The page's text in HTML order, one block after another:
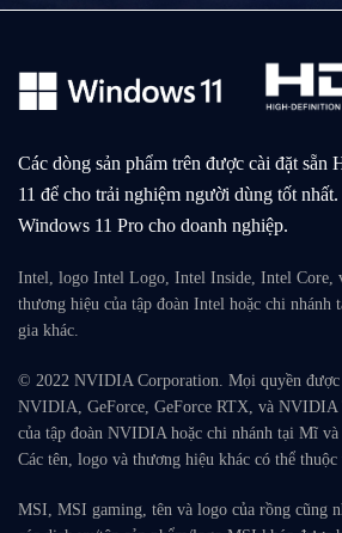
Các dòng sản phẩm trên được cài đặt sẵn
11 để cho trải nghiệm người dùng tốt
Windows 11 Pro cho doanh nghiệp.
Intel, logo Intel Logo, Intel Inside, Intel Core,
thương hiệu của tập đoàn Intel hoặc chi nhánh
gia khác.
© 2022 NVIDIA Corporation. Mọi quyền
NVIDIA, GeForce, GeForce RTX, và NVIDIA
của tập đoàn NVIDIA hoặc chi nhánh tại Mĩ và
Các tên, logo và thương hiệu khác có thể
MSI, MSI gaming, tên và logo của rồng cũng